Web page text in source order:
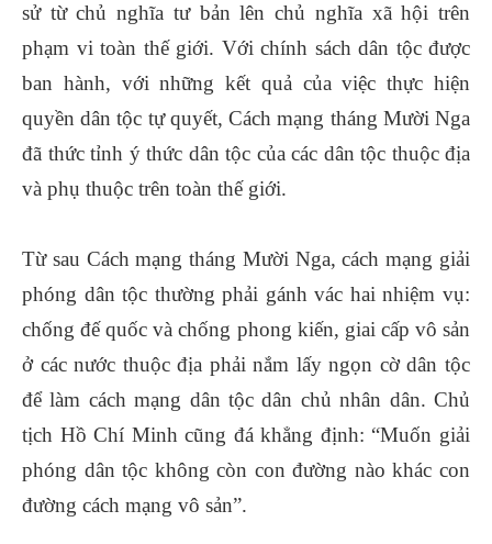
sử từ chủ nghĩa tư bản lên chủ nghĩa xã hội trên
phạm vi toàn thế giới. Với chính sách dân tộc được
ban hành, với những kết quả của việc thực hiện
quyền dân tộc tự quyết, Cách mạng tháng Mười Nga
đã thức tỉnh ý thức dân tộc của các dân tộc thuộc địa
và phụ thuộc trên toàn thế giới.
Từ sau Cách mạng tháng Mười Nga, cách mạng giải
phóng dân tộc thường phải gánh vác hai nhiệm vụ:
chống đế quốc và chống phong kiến, giai cấp vô sản
ở các nước thuộc địa phải nắm lấy ngọn cờ dân tộc
để làm cách mạng dân tộc dân chủ nhân dân. Chủ
tịch Hồ Chí Minh cũng đá khẳng định: “Muốn giải
phóng dân tộc không còn con đường nào khác con
đường cách mạng vô sản”.